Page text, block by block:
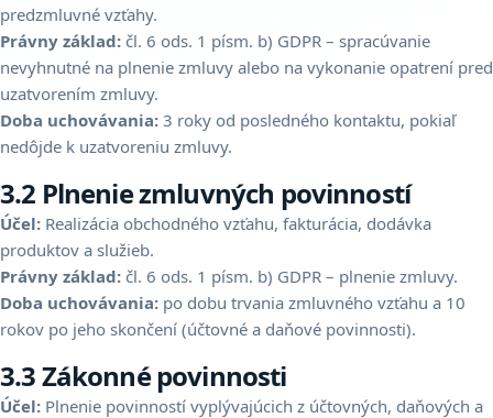
predzmluvné vzťahy.
Právny základ: čl. 6 ods. 1 písm. b) GDPR – spracúvanie
nevyhnutné na plnenie zmluvy alebo na vykonanie opatrení pred
uzatvorením zmluvy.
Doba uchovávania: 3 roky od posledného kontaktu, pokiaľ
nedôjde k uzatvoreniu zmluvy.
3.2 Plnenie zmluvných povinností
Účel: Realizácia obchodného vzťahu, fakturácia, dodávka
produktov a služieb.
Právny základ: čl. 6 ods. 1 písm. b) GDPR – plnenie zmluvy.
Doba uchovávania: po dobu trvania zmluvného vzťahu a 10
rokov po jeho skončení (účtovné a daňové povinnosti).
3.3 Zákonné povinnosti
Účel: Plnenie povinností vyplývajúcich z účtovných, daňových a